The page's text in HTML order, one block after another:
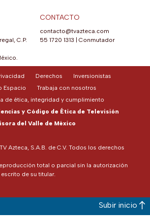
C.P.
CONTACTO
contacto@tvazteca.com
55 1720 1313
Conmutador
Azteca, S.A.B. de C.V. Todos los derechos
total o parcial sin la autorización
de su titular.
Derechos
Inversionistas
Espacio
Trabaja con nosotros
de ética, integridad y cumplimiento
y Código de Ética de Televisión
del Valle de México
Subir inicio